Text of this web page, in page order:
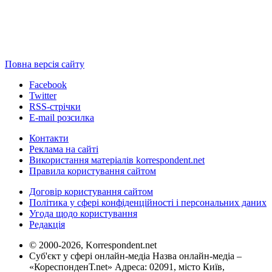
Повна версія сайту
Facebook
Twitter
RSS-стрічки
E-mail розсилка
Контакти
Реклама на сайті
Використання матеріалів korrespondent.net
Правила користування сайтом
Договір користування сайтом
Політика у сфері конфіденційності і персональних даних
Угода щодо користування
Редакція
© 2000-2026, Korrespondent.net
Суб'єкт у сфері онлайн-медіа Назва онлайн-медіа –
«КореспонденТ.net» Адреса: 02091, місто Київ,